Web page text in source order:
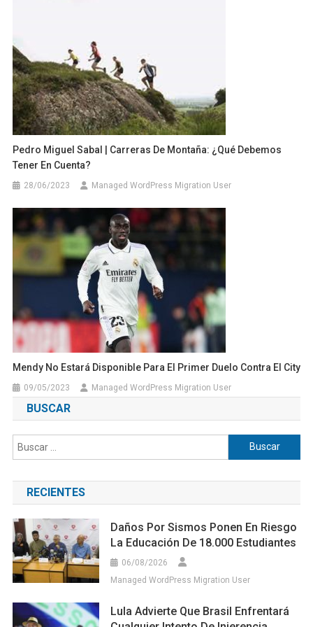
Pedro Miguel Sabal | Carreras De Montaña: ¿Qué Debemos
Tener En Cuenta?
28/06/2023 Managed WordPress Migration User
Mendy No Estará Disponible Para El Primer Duelo Contra El City
09/05/2023 Managed WordPress Migration User
BUSCAR
Buscar:
RECIENTES
Daños Por Sismos Ponen En Riesgo
La Educación De 18.000 Estudiantes
06/08/2026
Managed WordPress Migration User
Lula Advierte Que Brasil Enfrentará